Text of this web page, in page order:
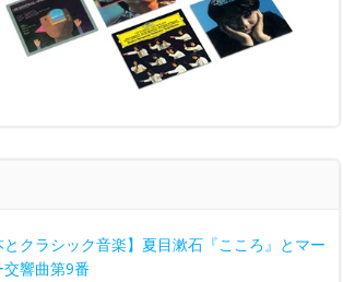
とクラシック音楽】夏目漱石『こころ』とマー
交響曲第9番